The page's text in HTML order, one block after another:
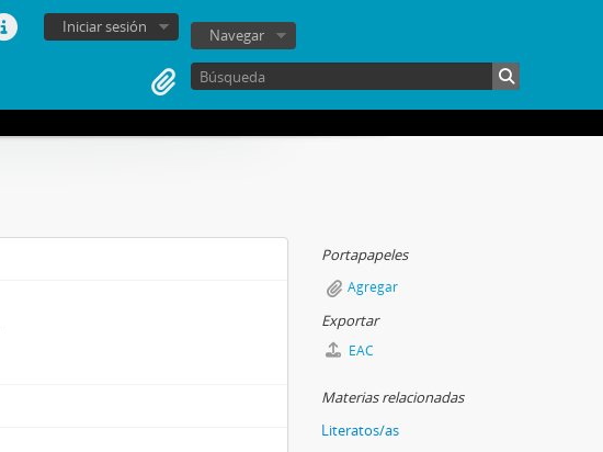
Iniciar sesión Navegar
Portapapeles
Agregar
Exportar
EAC
Materias relacionadas
Literatos/as